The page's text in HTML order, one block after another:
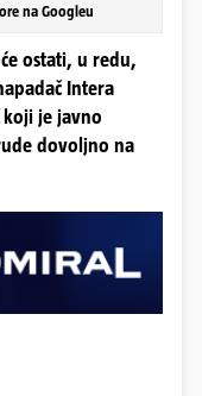
na Googleu
ostati, u redu,
Intera
koji je javno
dovoljno na